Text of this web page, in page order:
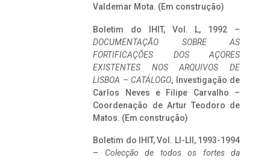
Valdemar Mota. (Em construção)
Boletim do IHIT, Vol. L, 1992 –
DOCUMENTAÇÃO SOBRE AS
FORTIFICAÇÕES DOS AÇORES
EXISTENTES NOS ARQUIVOS DE
LISBOA – CATÁLOGO, Investigação de
Carlos Neves e Filipe Carvalho –
Coordenação de Artur Teodoro de
Matos. (Em construção)
Boletim do IHIT, Vol. LI-LII, 1993-1994
– Colecção de todos os fortes da